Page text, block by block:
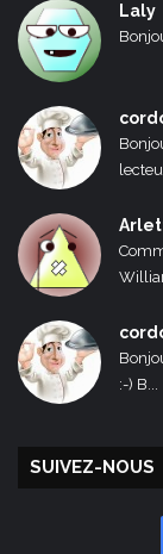
Laly
:-) B...
SUIVEZ-NOUS